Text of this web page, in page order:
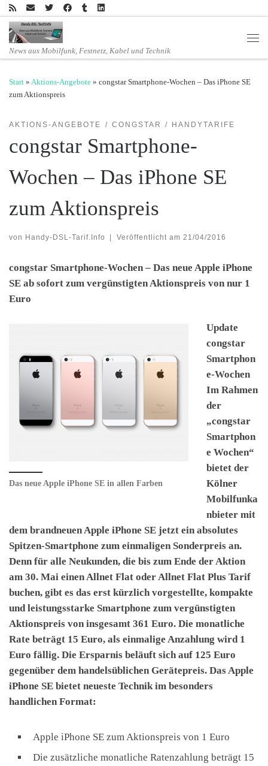
Zum Inhalt springen
News aus Mobilfunk, Festnetz, Kabel und Technik
Start » Aktions-Angebote » congstar Smartphone-Wochen – Das iPhone SE
zum Aktionspreis
AKTIONS-ANGEBOTE CONGSTAR HANDYTARIFE
congstar Smartphone-
Wochen – Das iPhone SE
zum Aktionspreis
von Handy-DSL-Tarif.Info Veröffentlicht am 21/04/2016
congstar Smartphone-Wochen – Das neue Apple iPhone
SE ab sofort zum vergünstigten Aktionspreis von nur 1
Euro
Das neue Apple iPhone SE in allen Farben
Update
congstar
Smartphon
e-Wochen
Im Rahmen
der
„congstar
Smartphon
e Wochen“
bietet der
Kölner
Mobilfunka
nbieter mit
dem brandneuen Apple iPhone SE jetzt ein absolutes
Spitzen-Smartphone zum einmaligen Sonderpreis an.
Denn für alle Neukunden, die bis zum Ende der Aktion
am 30. Mai einen Allnet Flat oder Allnet Flat Plus Tarif
buchen, gibt es das erst kürzlich vorgestellte, kompakte
und leistungsstarke Smartphone zum vergünstigten
Aktionspreis von insgesamt 361 Euro. Die monatliche
Rate beträgt 15 Euro, als einmalige Anzahlung wird 1
Euro fällig. Die Ersparnis beläuft sich auf 125 Euro
gegenüber dem handelsüblichen Gerätepreis. Das Apple
iPhone SE bietet neueste Technik im besonders
handlichen Format:
Apple iPhone SE zum Aktionspreis von 1 Euro
Die zusätzliche monatliche Ratenzahlung beträgt 15